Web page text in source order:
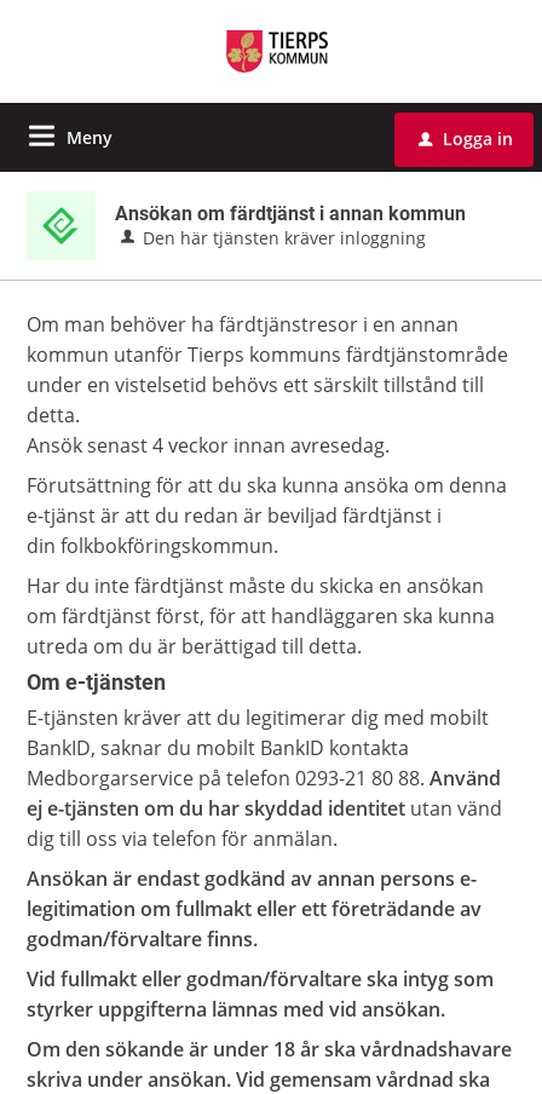
Meny u Logga in
Ansökan om färdtjänst i annan kommun
Den här tjänsten kräver inloggning
Om man behöver ha färdtjänstresor i en annan
kommun utanför Tierps kommuns färdtjänstområde
under en vistelsetid behövs ett särskilt tillstånd till
detta.
Ansök senast 4 veckor innan avresedag.
Förutsättning för att du ska kunna ansöka om denna
e-tjänst är att du redan är beviljad färdtjänst i
din folkbokföringskommun.
Har du inte färdtjänst måste du skicka en ansökan
om färdtjänst först, för att handläggaren ska kunna
utreda om du är berättigad till detta.
Om e-tjänsten
E-tjänsten kräver att du legitimerar dig med mobilt
BankID, saknar du mobilt BankID kontakta
Medborgarservice på telefon 0293-21 80 88.Använd
ej e-tjänsten om du har skyddad identitet utan vänd
dig till oss via telefon för anmälan.
Ansökan är endast godkänd av annan persons e-
legitimation om fullmakt eller ett företrädande av
godman/förvaltare finns.
Vid fullmakt eller godman/förvaltare ska intyg som
styrker uppgifterna lämnas med vid ansökan.
Om den sökande är under 18 år ska vårdnadshavare
skriva under ansökan. Vid gemensam vårdnad ska